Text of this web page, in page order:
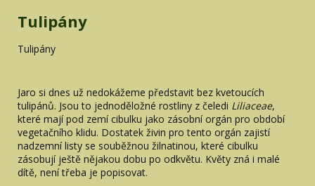
Tulipány
Tulipány
Jaro si dnes už nedokážeme představit bez kvetoucích
tulipánů. Jsou to jednoděložné rostliny z čeledi Liliaceae,
které mají pod zemí cibulku jako zásobní orgán pro období
vegetačního klidu. Dostatek živin pro tento orgán zajistí
nadzemní listy se souběžnou žilnatinou, které cibulku
zásobují ještě nějakou dobu po odkvětu. Květy zná i malé
dítě, není třeba je popisovat.